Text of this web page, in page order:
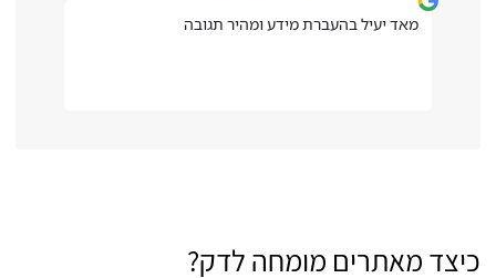
מאד יעיל בהעברת מידע ומהיר תגובה
כיצד מאתרים מומחה לדק?